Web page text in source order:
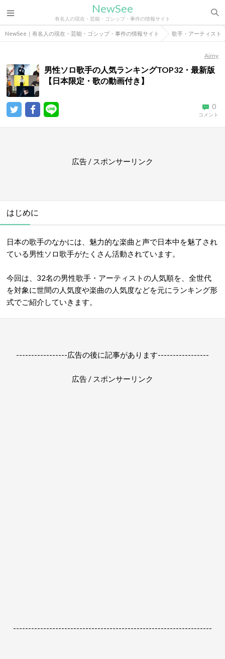
NewSee
有名人の現在・芸能・ゴシップ・事件の情報サイト
NewSee｜有名人の現在・芸能・ゴシップ・事件の情報サイト 歌手・アーティスト
Aimy
男性ソロ歌手の人気ランキングTOP32・最新版
【日本限定・歌の動画付き】
0
コメント
広告 / スポンサーリンク
はじめに
日本の歌手のなかには、魅力的な楽曲と声で日本中を魅了され
ている男性ソロ歌手がたくさん活動されています。
今回は、32名の男性歌手・アーティストの人気順を、全世代
を対象に世間の人気度や楽曲の人気度などを元にランキング形
式でご紹介していきます。
-----------------広告の後に記事があります-----------------
広告 / スポンサーリンク
------------------------------------------------------------------